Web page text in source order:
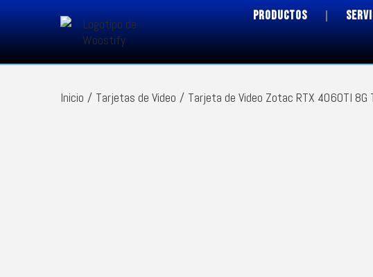
PRODUCTOS
Inicio / Tarjetas de Video / Tarjeta de Video Zotac RTX 4060TI 8G